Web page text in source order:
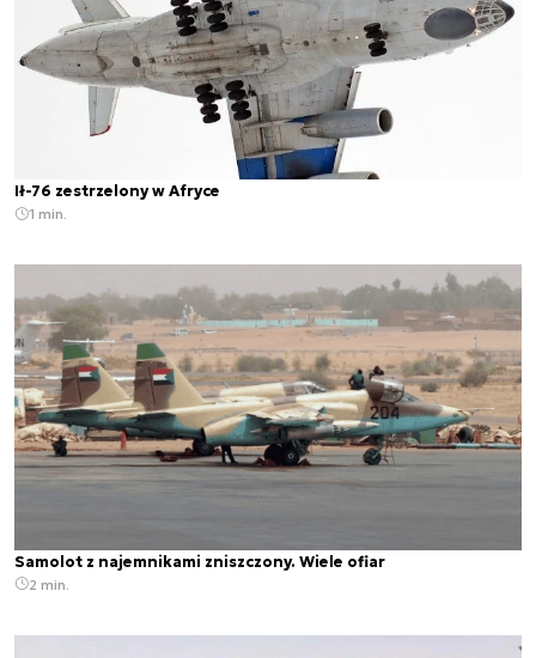
Ił-76 zestrzelony w Afryce
1 min.
Samolot z najemnikami zniszczony. Wiele ofiar
2 min.